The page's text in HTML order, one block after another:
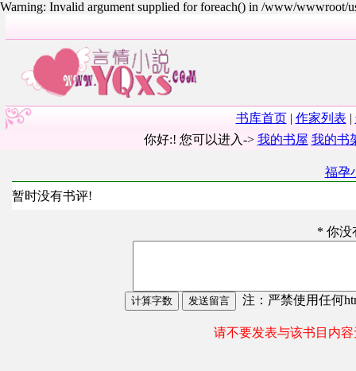
Warning: Invalid argument supplied for foreach() in /www/wwwroot/
书库首页| 作家列表 |
你好:! 您可以进入-> 我的书屋 我的书
福孕
暂时没有书评!
* 你没
注：严禁使用任何
请不要发表与该书目内